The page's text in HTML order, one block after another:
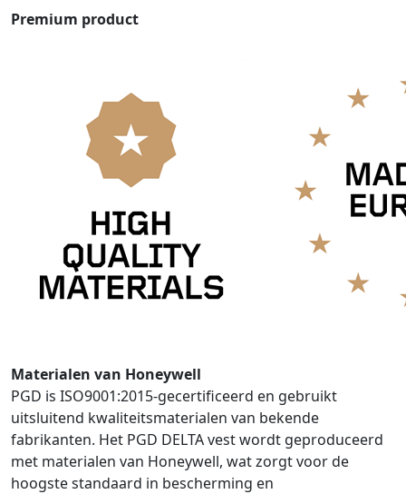
Premium product
Materialen van Honeywell
PGD is ISO9001:2015-gecertificeerd en gebruikt
uitsluitend kwaliteitsmaterialen van bekende
fabrikanten. Het PGD DELTA vest wordt geproduceerd
met materialen van Honeywell, wat zorgt voor de
hoogste standaard in bescherming en